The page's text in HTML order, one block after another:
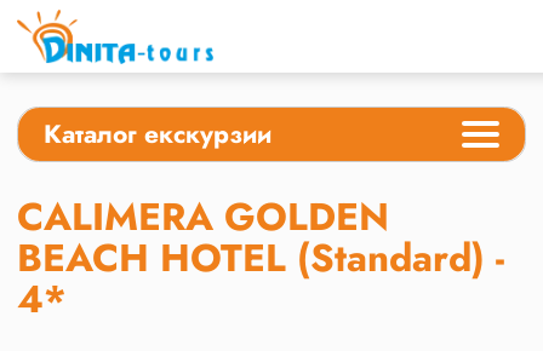
Каталог екскурзии
CALIMERA GOLDEN
BEACH HOTEL (Standard) -
4*